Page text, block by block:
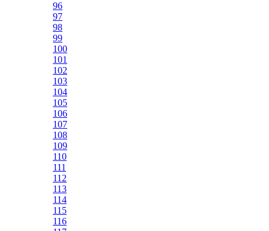
96
97
98
99
100
101
102
103
104
105
106
107
108
109
110
111
112
113
114
115
116